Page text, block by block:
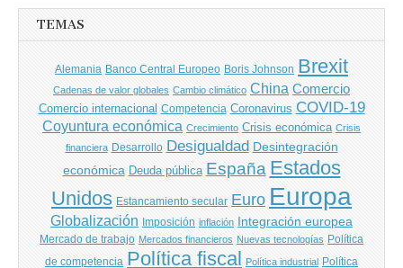
TEMAS
Alemania Banco Central Europeo Boris Johnson Brexit
Cadenas de valor globales Cambio climático China Comercio
Comercio internacional Competencia Coronavirus COVID-19
Coyuntura económica Crecimiento Crisis económica Crisis
financiera Desarrollo Desigualdad Desintegración
económica Deuda pública España Estados
Unidos Estancamiento secular Euro Europa
Globalización Imposición inflación Integración europea
Mercado de trabajo Mercados financieros Nuevas tecnologías Política
de competencia Política fiscal Política industrial Política